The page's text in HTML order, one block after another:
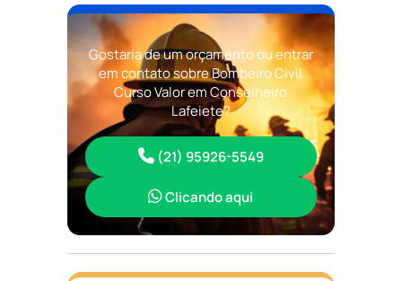
Gostaria de um orçamento ou entrar
em contato sobre Bombeiro Civil
Curso Valor em Conselheiro
Lafeiete?
(21) 95926-5549
Clicando aqui